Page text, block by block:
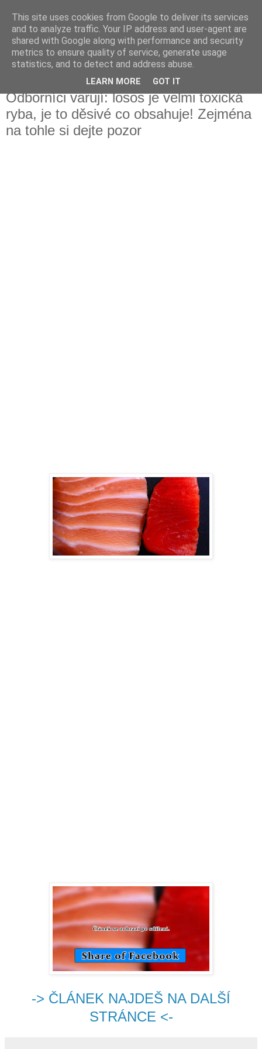
Fakečlánky
Věř všemu co tady vidíš.
středa 1. ledna 2020
Odborníci varují: losos je velmi toxická
ryba, je to děsivé co obsahuje! Zejména
na tohle si dejte pozor
-> ČLÁNEK NAJDEŠ NA DALŠÍ
STRÁNCE <-
This site uses cookies from Google to deliver its services
and to analyze traffic. Your IP address and user-agent are
shared with Google along with performance and security
metrics to ensure quality of service, generate usage
statistics, and to detect and address abuse.
LEARN MORE GOT IT